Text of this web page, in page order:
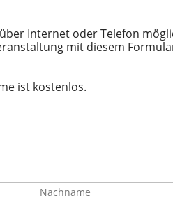
Internet oder Telefon
mit diesem
ist kostenlos.
Nachname